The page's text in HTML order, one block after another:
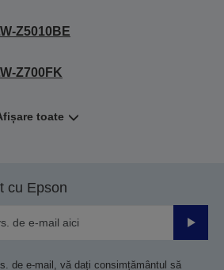
Z5010BE
Z700FK
toate
cu Epson
de e-mail, vă dați consimțământul să